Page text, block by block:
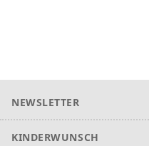
NEWSLETTER
KINDERWUNSCH